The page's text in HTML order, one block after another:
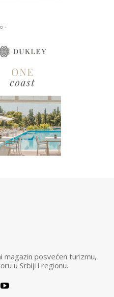
-
magazin posvećen turizmu,
u Srbiji i regionu.